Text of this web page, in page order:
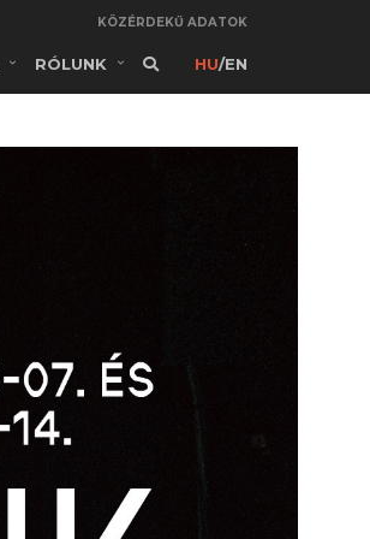
KÖZÉRDEKŰ ADATOK
RÓLUNK HU/EN